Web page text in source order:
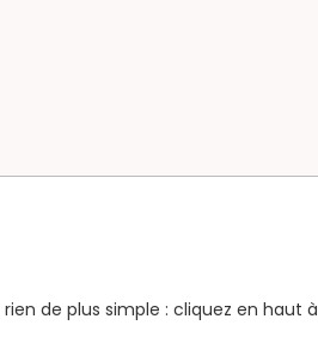
de plus simple : cliquez en haut à